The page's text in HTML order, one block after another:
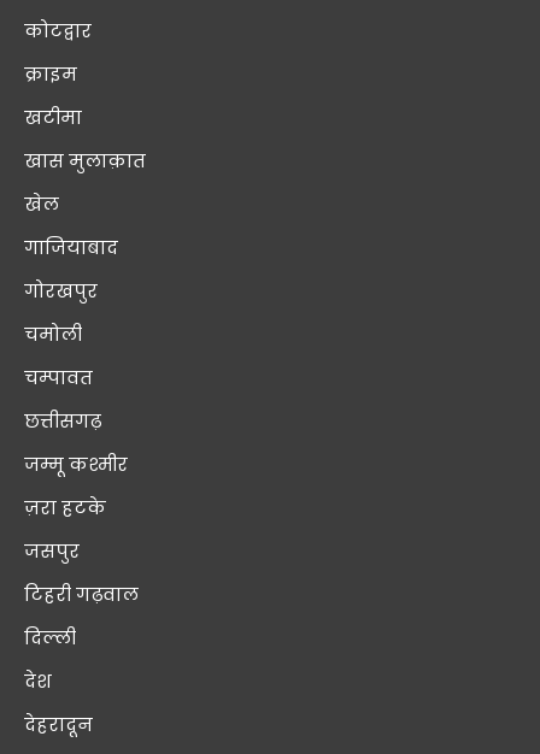
कोटद्वार
क्राइम
खटीमा
खास मुलाक़ात
खेल
गाजियाबाद
गोरखपुर
चमोली
चम्पावत
छत्तीसगढ़
जम्मू कश्मीर
ज़रा हटके
जसपुर
टिहरी गढ़वाल
दिल्ली
देश
देहरादून